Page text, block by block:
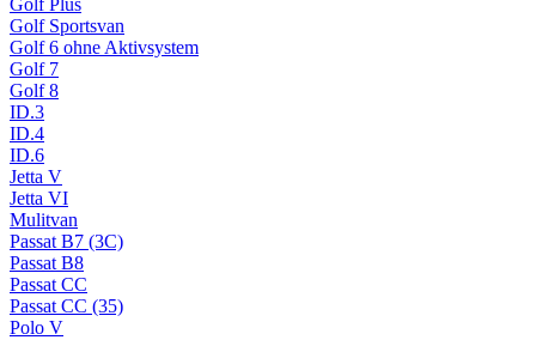
Golf Plus
Golf Sportsvan
Golf 6 ohne Aktivsystem
Golf 7
Golf 8
ID.3
ID.4
ID.6
Jetta V
Jetta VI
Mulitvan
Passat B7 (3C)
Passat B8
Passat CC
Passat CC (35)
Polo V